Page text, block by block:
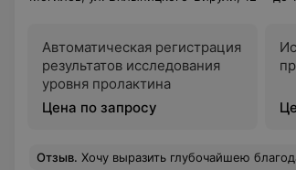
Автоматическая регистрация
результатов исследования
уровня пролактина
Цена по запросу
Отзыв. Хочу выразить глубочайшею благодарность операционной бригаде: Сергей Александрович Зиновкин Игорь Валерьевич Ирина Алексеевна Алеся Олег. Благодаря нашим замечательным специалистам,сейчас жива и чувствую себя